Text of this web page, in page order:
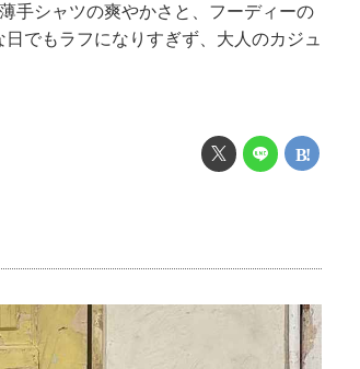
手シャツの爽やかさと、フーディーの
でもラフになりすぎず、大人のカジュ